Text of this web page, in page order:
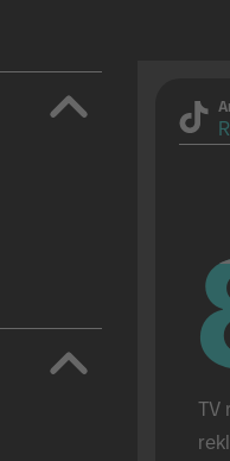
TV